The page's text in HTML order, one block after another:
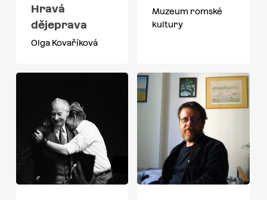
Hravá
dějeprava
Olga Kovaříková
Muzeum romské
kultury